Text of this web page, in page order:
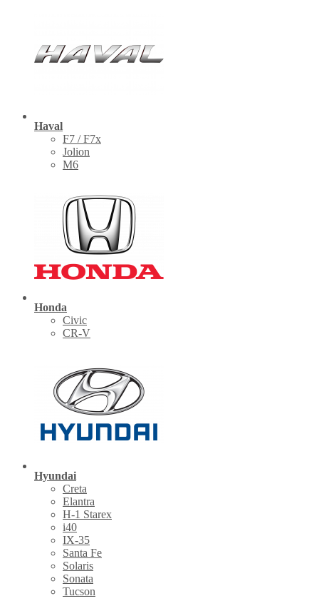
Haval
F7 / F7x
Jolion
M6
Honda
Civic
CR-V
Hyundai
Creta
Elantra
H-1 Starex
i40
IX-35
Santa Fe
Solaris
Sonata
Tucson